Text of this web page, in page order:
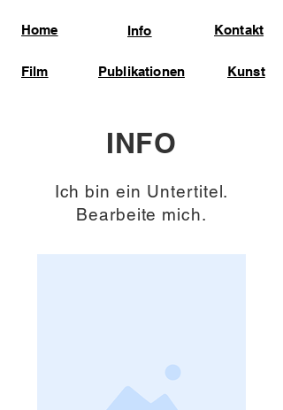
Home Info
Publikationen
Kontakt
Kunst
Film
INFO
Ich bin ein Untertitel.
Bearbeite mich.